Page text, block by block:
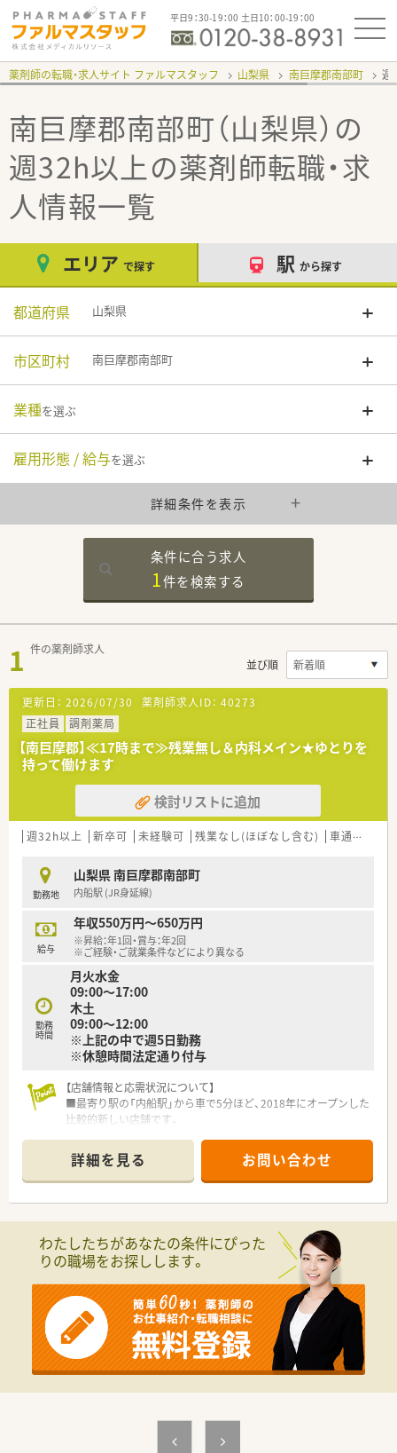
平日9：30-19：00 土日10：00-19：00
薬剤師の転職・求人サイト ファルマスタッフ 山梨県 南巨摩郡南部町 週
南巨摩郡南部町（山梨県）の
週32h以上の薬剤師転職・求
人情報一覧
エリア で探す 駅 から探す
都道府県 山梨県
市区町村 南巨摩郡南部町
業種を選ぶ
雇用形態 / 給与を選ぶ
詳細条件を表示
条件に合う求人
1件を検索する
1 件の薬剤師求人
並び順
更新日： 2026/07/30 薬剤師求人ID： 40273
正社員
調剤薬局
【南巨摩郡】≪17時まで≫残業無し＆内科メイン★ゆとりを
持って働けます
検討リストに追加
週32h以上 新卒可 未経験可 残業なし(ほぼなし含む) 車通勤可
勤務地
山梨県 南巨摩郡南部町
内船駅 (JR身延線)
給与
年収550万円～650万円
※昇給：年1回・賞与：年2回
※ご経験・ご就業条件などにより異なる
勤務
時間
月火水金
09:00～17:00
木土
09:00～12:00
※上記の中で週5日勤務
※休憩時間法定通り付与
【店舗情報と応需状況について】
■最寄り駅の「内船駅」から車で5分ほど、2018年にオープンした
比較的新しい店舗です。
枚程度と落ち着いています。
■薬剤師は常勤1名とパート1名が在籍し、協力しながら業務に
あたっています。
■平日の開局時間は17時まで、木曜・土曜は12時までと、終業時
間が早いのが特徴です。
■法人全体の残業時間は月平均5時間から10時間程度と、非常に
■年間休日は114日から116日程度あり、夏季休暇（3日）や年末
年始休暇（4日）もございます。
【法人特徴について】
■山梨県を中心に12店舗の調剤薬局を展開し、地域のかかりつ
け薬局を目指しています。
■法人として託児所を保有し、男性の育休取得も推奨するなど、
■勤続40年以上の従業員も在籍しており、離職率が低く、長く働
詳細を見る お問い合わせ
わたしたちがあなたの条件にぴった
りの職場をお探しします。